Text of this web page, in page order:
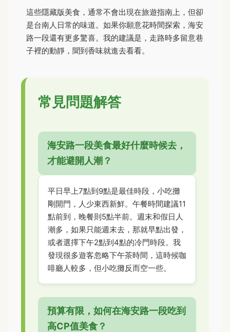
這些隱藏版美食，通常不會出現在旅遊指南上，但卻
是台南人日常的味道。如果你願意花時間探索，海安
路一段還有更多驚喜。我的建議是，走路時多留意巷
子裡的動靜，聞到香味就進去看看。
常見問題解答
海安路一段美食最好什麼時候去，
才能避開人潮？
平日早上7點到9點是最佳時段，小吃攤
剛開門，人少東西新鮮。午餐時間建議11
點前到，晚餐則5點半前。週末和假日人
潮多，如果只能週末去，那就早點出發，
或者選擇下午2點到4點的冷門時段。我
發現很多遊客忽略下午茶時間，這時候咖
啡廳人較多，但小吃攤反而空一些。
預算有限，如何在海安路一段吃到
高CP值美食？